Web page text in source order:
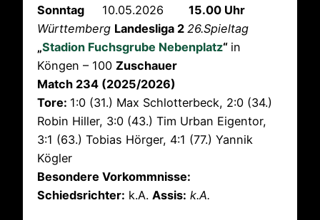
Sonntag 10.05.2026 15.00 Uhr
Württemberg Landesliga 2 26.Spieltag
„Stadion Fuchsgrube Nebenplatz“ in
Köngen – 100 Zuschauer
Match 234 (2025/2026)
Tore: 1:0 (31.) Max Schlotterbeck, 2:0 (34.)
Robin Hiller, 3:0 (43.) Tim Urban Eigentor,
3:1 (63.) Tobias Hörger, 4:1 (77.) Yannik
Kögler
Besondere Vorkommnisse:
Schiedsrichter: k.A. Assis: k.A.